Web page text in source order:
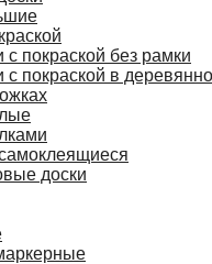
покраской без рамки
с покраской в
доски